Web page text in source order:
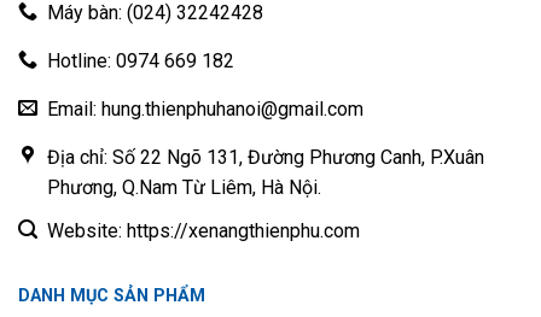
Máy bàn: (024) 32242428
Hotline: 0974 669 182
Email: hung.thienphuhanoi@gmail.com
Địa chỉ: Số 22 Ngõ 131, Đường Phương Canh, P.Xuân
Phương, Q.Nam Từ Liêm, Hà Nội.
Website: https://xenangthienphu.com
DANH MỤC SẢN PHẨM